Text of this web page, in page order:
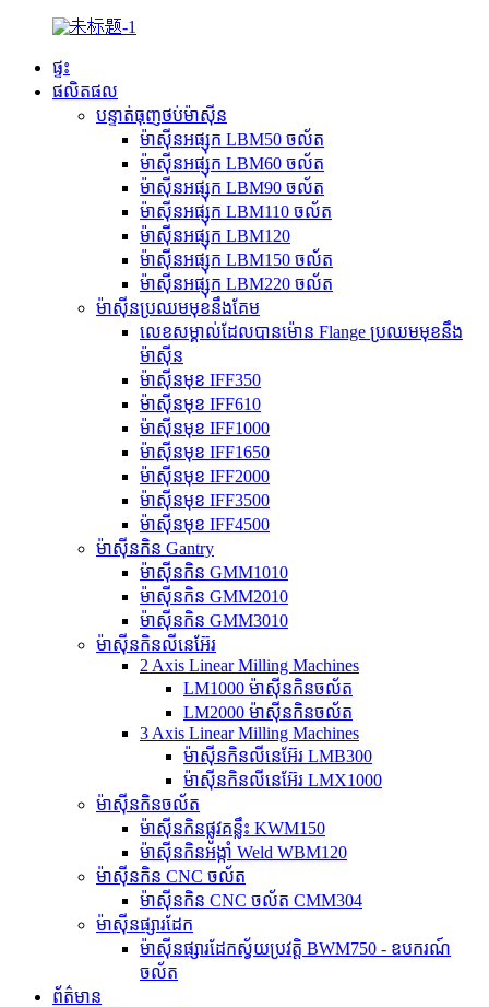
ផ្ទះ
ផលិតផល
បន្ទាត់ធុញថប់ម៉ាស៊ីន
ម៉ាស៊ីនអផ្សុក LBM50 ចល័ត
ម៉ាស៊ីនអផ្សុក LBM60 ចល័ត
ម៉ាស៊ីនអផ្សុក LBM90 ចល័ត
ម៉ាស៊ីនអផ្សុក LBM110 ចល័ត
ម៉ាស៊ីនអផ្សុក LBM120
ម៉ាស៊ីនអផ្សុក LBM150 ចល័ត
ម៉ាស៊ីនអផ្សុក LBM220 ចល័ត
ម៉ាស៊ីនប្រឈមមុខនឹងគែម
លេខសម្គាល់ដែលបានម៉ោន Flange ប្រឈមមុខនឹង
ម៉ាស៊ីន
ម៉ាស៊ីនមុខ IFF350
ម៉ាស៊ីនមុខ IFF610
ម៉ាស៊ីនមុខ IFF1000
ម៉ាស៊ីនមុខ IFF1650
ម៉ាស៊ីនមុខ IFF2000
ម៉ាស៊ីនមុខ IFF3500
ម៉ាស៊ីនមុខ IFF4500
ម៉ាស៊ីនកិន Gantry
ម៉ាស៊ីនកិន GMM1010
ម៉ាស៊ីនកិន GMM2010
ម៉ាស៊ីនកិន GMM3010
ម៉ាស៊ីនកិនលីនេអ៊ែរ
2 Axis Linear Milling Machines
LM1000 ម៉ាស៊ីនកិនចល័ត
LM2000 ម៉ាស៊ីនកិនចល័ត
3 Axis Linear Milling Machines
ម៉ាស៊ីនកិនលីនេអ៊ែរ LMB300
ម៉ាស៊ីនកិនលីនេអ៊ែរ LMX1000
ម៉ាស៊ីនកិនចល័ត
ម៉ាស៊ីនកិនផ្លូវគន្លឹះ KWM150
ម៉ាស៊ីនកិនអង្កាំ Weld WBM120
ម៉ាស៊ីនកិន CNC ចល័ត
ម៉ាស៊ីនកិន CNC ចល័ត CMM304
ម៉ាស៊ីនផ្សារដែក
ម៉ាស៊ីនផ្សារដែកស្វ័យប្រវត្តិ BWM750 - ឧបករណ៍
ចល័ត
ព័ត៌មាន